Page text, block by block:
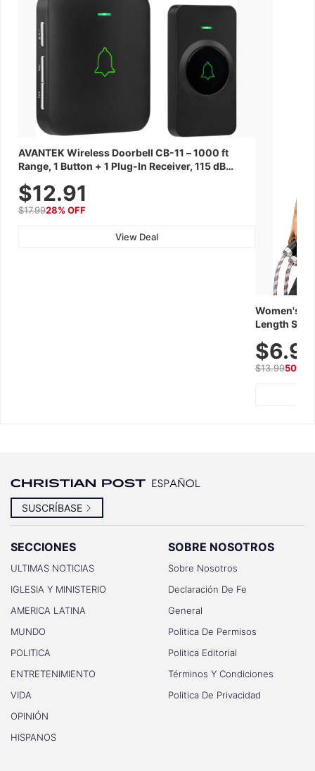
AVANTEK Wireless Doorbell CB-11 – 1000 ft
Range, 1 Button + 1 Plug-In Receiver, 115 dB
Year Battery
$12.91
$17.9928% OFF
View Deal
Women's
Length
Summer
$13.9950%
SUSCRÍBASE
SECCIONES
ULTIMAS NOTICIAS
IGLESIA Y MINISTERIO
AMERICA LATINA
MUNDO
POLITICA
ENTRETENIMIENTO
VIDA
OPINIÓN
HISPANOS
SOBRE NOSOTROS
Sobre Nosotros
Declaración De Fe
General
Politica De Permisos
Politica Editorial
Términos Y Condiciones
Politica De Privacidad